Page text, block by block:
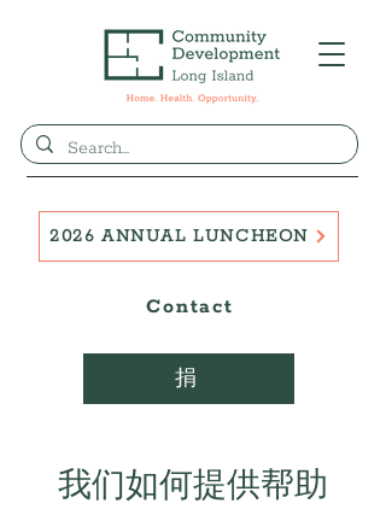
捐
Contact
2026 ANNUAL LUNCHEON
我们如何提供帮助